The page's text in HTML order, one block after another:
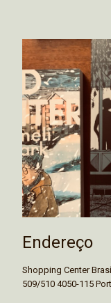
Endereço
Shopping Center
509/510 4050-115